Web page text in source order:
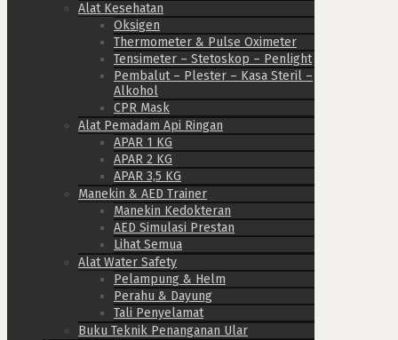
Alat Kesehatan
Oksigen
Thermometer & Pulse Oximeter
Tensimeter – Stetoskop – Penlight
Pembalut – Plester – Kasa Steril –
Alkohol
CPR Mask
Alat Pemadam Api Ringan
APAR 1 KG
APAR 2 KG
APAR 3,5 KG
Manekin & AED Trainer
Manekin Kedokteran
AED Simulasi Prestan
Lihat Semua
Alat Water Safety
Pelampung & Helm
Perahu & Dayung
Tali Penyelamat
Buku Teknik Penanganan Ular